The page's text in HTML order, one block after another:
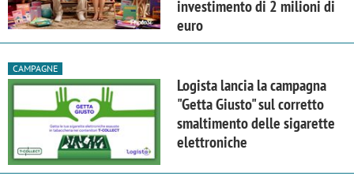
investimento di 2 milioni di
euro
CAMPAGNE
Logista lancia la campagna
"Getta Giusto" sul corretto
smaltimento delle sigarette
elettroniche